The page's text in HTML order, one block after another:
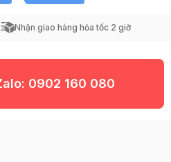
Nhận giao hàng hỏa tốc 2 giờ
0902 160 080